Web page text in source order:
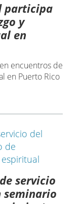
participa
y
en
encuentros de
en Puerto Rico
servicio
seminario